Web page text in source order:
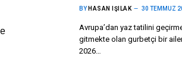
BY HASAN IŞILAK 30 TEMMUZ
Avrupa’dan yaz tatilini
gitmekte olan gurbetçi bir
2026…